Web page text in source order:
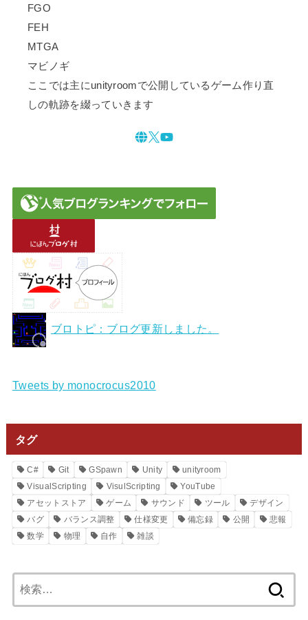
FGO
FEH
MTGA
マビノギ
ここでは主にunityroomで公開しているゲーム作り直
しの軌跡を綴っていきます
ブロトピ：ブログ更新しました。
Tweets by monocrocus2010
タグ
C# Git GSpawn Unity
unityroom
VisualScripting
VisulScripting
YouTube
アセットストア
ゲーム サウンド ツール
デザイン
バグ
バランス調整 仕様変更 備忘録 公開
悲報
数学
物理 自作 雑談
索: